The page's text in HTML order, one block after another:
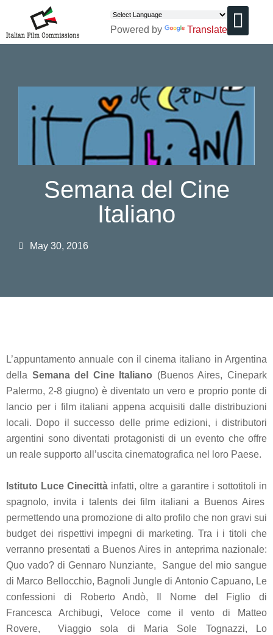
Powered by Translate
Semana del Cine
Italiano
May 30, 2016
L’appuntamento annuale con il cinema italiano in Argentina
della Semana del Cine Italiano (Buenos Aires, Cinepark
Palermo, 2-8 giugno) è diventato un vero e proprio ponte di
lancio per i film italiani appena acquisiti dalle distribuzioni
locali. Dopo il successo delle prime edizioni, i distributori
argentini sono diventati protagonisti di un evento che offre
un reale supporto all’uscita cinematografica nel loro Paese.
Istituto Luce Cinecittà infatti, oltre a garantire i sottotitoli in
spagnolo, invita i talents dei film italiani a Buenos Aires
permettendo una promozione di alto profilo che non gravi sui
budget dei rispettivi impegni di marketing. Tra i i titoli che
verranno presentati a Buenos Aires in anteprima nazionale:
Quo vado? di Gennaro Nunziante, Sangue del mio sangue
di Marco Bellocchio, Bagnoli Jungledi Antonio Capuano, Le
confessioni di Roberto Andò, Il Nome del Figlio di
Francesca Archibugi, Veloce come il vento di Matteo
Rovere,
Viaggio sola di Maria Sole Tognazzi,
Lo